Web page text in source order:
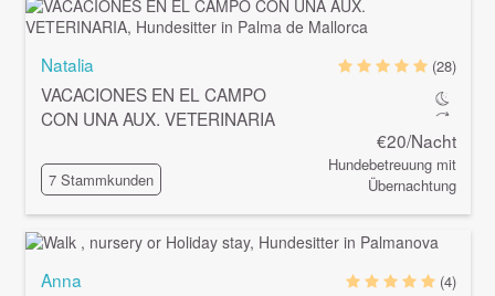
Natalia
VACACIONES EN EL CAMPO
CON UNA AUX. VETERINARIA
7 Stammkunden
(28)
€20/Nacht
Hundebetreuung mit
Übernachtung
Anna
(4)